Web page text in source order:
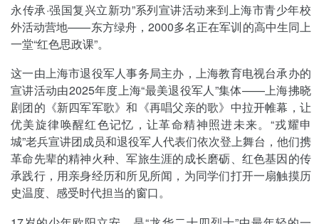
永传承·强国复兴立新功”系列宣讲活动来到上海市青少年校
外活动营地——东方绿舟，2000多名正在军训的高中生同上
一堂“红色思政课”。
这一由上海市退役军人事务局主办，上海教育电视台承办的
宣讲活动由2025年度上海“最美退役军人”集体——上海拂晓
剧团的《新四军军歌》和《再唱父亲的歌》中拉开帷幕，让
优美旋律唤醒红色记忆，让革命精神照进未来。“戎耀申
城”老兵宣讲团成员和退役军人代表们依次登上舞台，他们携
革命先辈的精神火种、军旅生涯的成长磨砺、红色基因的传
承践行，用亲身经历和所见所闻，为同学们打开一扇触摸历
史温度、感受时代担当的窗口。